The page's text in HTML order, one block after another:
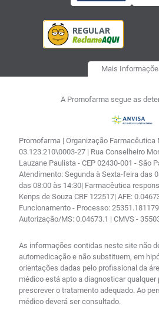
Mais
A Promofarma segue as
Promofarma | Organização Farmacêutica
03.123.210\0003-27 | Rua Conselheiro
Lauzane Paulista - CEP 02430-001 - São
Atendimento: Segunda à Sexta-feira das
das 08:00 às 14:30| Farmacêutica
Kenps de Souza CRF 122517| AFE:
Funcionamento - Processo:
Autorização/MS: 0.04673.1 | CMVS -
As informações contidas neste site não
automedicação e não substituem, em
orientações dadas pelo profissional da
médico está apto a diagnosticar qualquer
prescrever o tratamento adequado. Ao
médico deverá ser consultado.